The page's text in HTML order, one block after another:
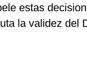
estas
la validez del